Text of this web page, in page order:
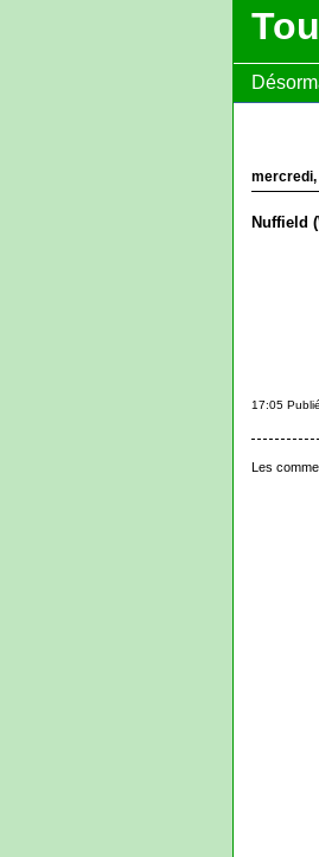
mercredi,
Nuffield
17:05
Les